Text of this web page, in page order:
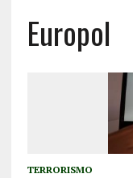
Europol
TERRORISMO